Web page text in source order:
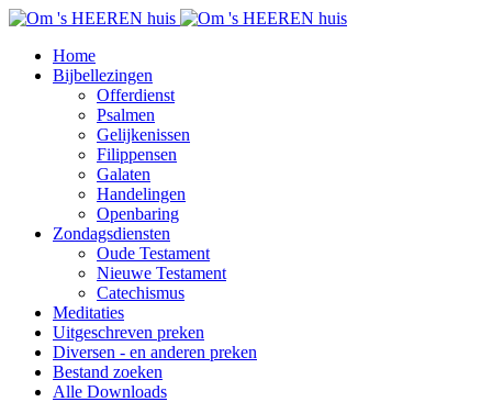
Home
Bijbellezingen
Offerdienst
Psalmen
Gelijkenissen
Filippensen
Galaten
Handelingen
Openbaring
Zondagsdiensten
Oude Testament
Nieuwe Testament
Catechismus
Meditaties
Uitgeschreven preken
Diversen - en anderen preken
Bestand zoeken
Alle Downloads